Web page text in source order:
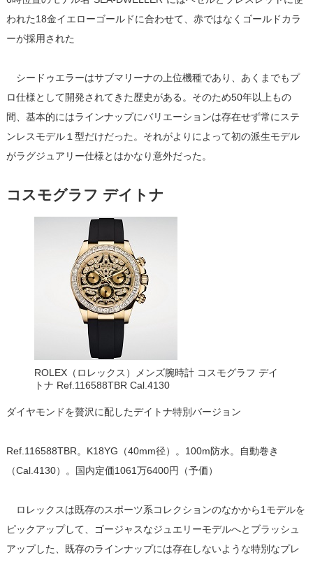
われた18金イエローゴールドに合わせて、赤ではなくゴールドカラ
ーが採用された
シードゥエラーはサブマリーナの上位機種であり、あくまでもプ
ロ仕様として開発されてきた歴史がある。そのため50年以上もの
間、基本的にはラインナップにバリエーションは存在せず常にステ
ンレスモデル１型だけだった。それがよりによって初の派生モデル
がラグジュアリー仕様とはかなり意外だった。
コスモグラフ デイトナ
ROLEX（ロレックス）メンズ腕時計 コスモグラフ デイ
トナ Ref.116588TBR Cal.4130
ダイヤモンドを贅沢に配したデイトナ特別バージョン
Ref.116588TBR。K18YG（40mm径）。100m防水。自動巻き
（Cal.4130）。国内定価1061万6400円（予価）
ロレックスは既存のスポーツ系コレクションのなかから1モデルを
ピックアップして、ゴージャスなジュエリーモデルへとブラッシュ
アップした、既存のラインナップには存在しないような特別なプレ